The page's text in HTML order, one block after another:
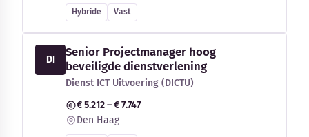
Hybride Vast
DI
Senior Projectmanager hoog
beveiligde dienstverlening
Dienst ICT Uitvoering (DICTU)
€ 5.212 – € 7.747
Den Haag